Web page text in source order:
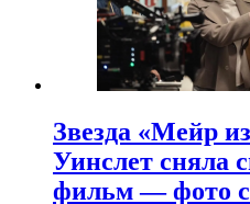
Звезда «Мейр
Уинслет сняла
фильм — фото